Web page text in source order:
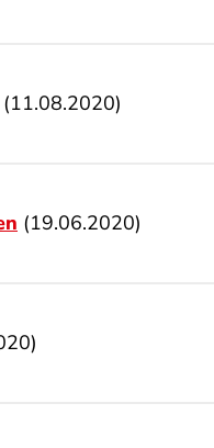
(11.08.2020)
(19.06.2020)